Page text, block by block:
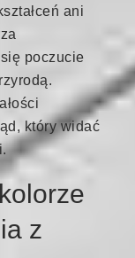
ani
poczucie
który widać
z